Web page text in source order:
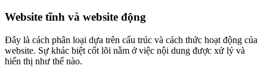
Website tĩnh và website động
Đây là cách phân loại dựa trên cấu trúc và cách thức hoạt động của
website. Sự khác biệt cốt lõi nằm ở việc nội dung được xử lý và
hiển thị như thế nào.